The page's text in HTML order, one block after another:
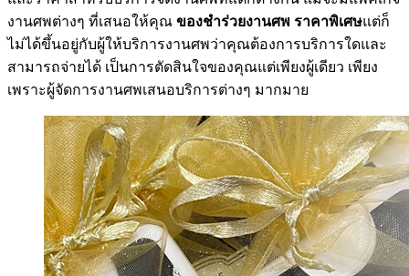
งานศพต่างๆ ที่เสนอให้คุณ ของชำร่วยงานศพ ราคาพิเศษแต่ก็
ไม่ได้ขึ้นอยู่กับผู้ให้บริการงานศพว่าคุณต้องการบริการใดและ
สามารถจ่ายได้ เป็นการตัดสินใจของคุณแต่เพียงผู้เดียว เพียง
เพราะผู้จัดการงานศพเสนอบริการต่างๆ มากมาย